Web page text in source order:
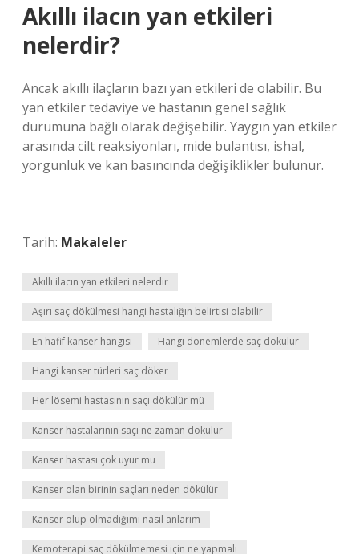
Akıllı ilacın yan etkileri
nelerdir?
Ancak akıllı ilaçların bazı yan etkileri de olabilir. Bu
yan etkiler tedaviye ve hastanın genel sağlık
durumuna bağlı olarak değişebilir. Yaygın yan etkiler
arasında cilt reaksiyonları, mide bulantısı, ishal,
yorgunluk ve kan basıncında değişiklikler bulunur.
Tarih: Makaleler
Akıllı ilacın yan etkileri nelerdir
Aşırı saç dökülmesi hangi hastalığın belirtisi olabilir
En hafif kanser hangisi Hangi dönemlerde saç dökülür
Hangi kanser türleri saç döker
Her lösemi hastasının saçı dökülür mü
Kanser hastalarının saçı ne zaman dökülür
Kanser hastası çok uyur mu
Kanser olan birinin saçları neden dökülür
Kanser olup olmadığımı nasıl anlarım
Kemoterapi saç dökülmemesi için ne yapmalı